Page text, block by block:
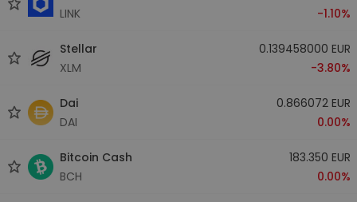
LINK
-1.10%
Stellar
XLM
0.139458000 EUR
-3.80%
Dai
DAI
0.866072 EUR
0.00%
Bitcoin Cash
BCH
183.350 EUR
0.00%